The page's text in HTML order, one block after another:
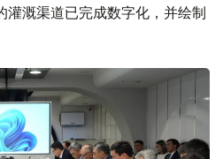
溉渠道已完成数字化，并绘制